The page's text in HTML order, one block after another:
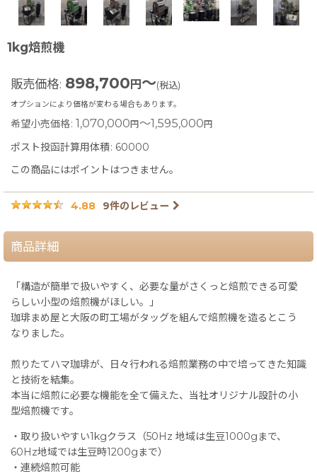
1kg焙煎機
販売価格: 898,700 円 ～(税込)
オプションにより価格が変わる場合もあります。
希望小売価格: 1,070,000 円 ～1,595,000 円
ポスト投函計算用体積: 60000
この商品にはポイントはつきません。
4.88 9件のレビュー
商品詳細
「構造が簡単で扱いやすく、必要な量がさくっと焙煎できる可愛
らしい小型の焙煎機がほしい。」
珈琲まめ屋と大阪の町工場がタッグを組んで焙煎機を造るとこう
なりました。
煎りたてハマ珈琲が、日々行われる焙煎業務の中で培ってきた知識
と技術を結集。
本当に焙煎に必要な機能を全て備えた、当社オリジナル設計の小
型焙煎機です。
・取り扱いやすい1kgクラス（50Hz 地域は生豆1000gまで、
60Hz地域では生豆時1200gまで）
・連続焙煎可能